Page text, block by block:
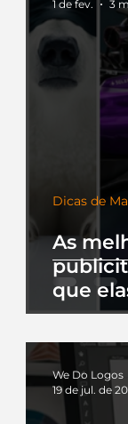
As
que
Dicas de
1 de fev. 3
We Do Logos
19 de jul. de